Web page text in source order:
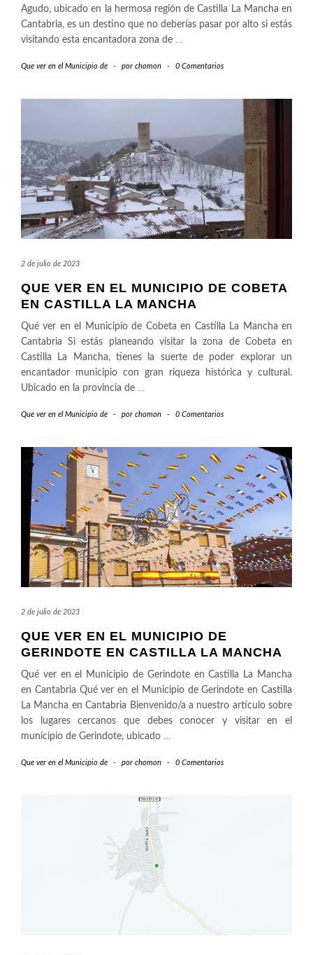
Agudo, ubicado en la hermosa región de Castilla La Mancha en
Cantabria, es un destino que no deberías pasar por alto si estás
visitando esta encantadora zona de …
Que ver en el Municipio de - por chomon - 0 Comentarios
2 de julio de 2023
QUE VER EN EL MUNICIPIO DE COBETA
EN CASTILLA LA MANCHA
Qué ver en el Municipio de Cobeta en Castilla La Mancha en
Cantabria Si estás planeando visitar la zona de Cobeta en
Castilla La Mancha, tienes la suerte de poder explorar un
encantador municipio con gran riqueza histórica y cultural.
Ubicado en la provincia de …
Que ver en el Municipio de - por chomon - 0 Comentarios
2 de julio de 2023
QUE VER EN EL MUNICIPIO DE
GERINDOTE EN CASTILLA LA MANCHA
Qué ver en el Municipio de Gerindote en Castilla La Mancha
en Cantabria Qué ver en el Municipio de Gerindote en Castilla
La Mancha en Cantabria Bienvenido/a a nuestro artículo sobre
los lugares cercanos que debes conocer y visitar en el
municipio de Gerindote, ubicado …
Que ver en el Municipio de - por chomon - 0 Comentarios